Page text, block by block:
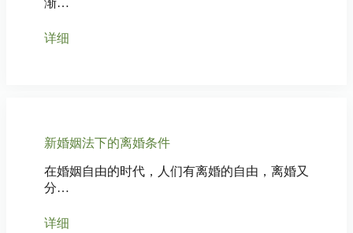
渐…
详细
新婚姻法下的离婚条件
在婚姻自由的时代，人们有离婚的自由，离婚又
分…
详细